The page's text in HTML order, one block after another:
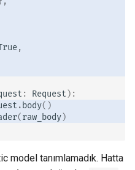
,
: Request ):
. body()
(raw_body)
model tanımlamadık. Hatta